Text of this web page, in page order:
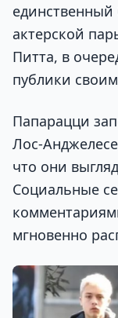
актерской
Питта, в
публики
Папарацци
Лос-
что они
Социальные
мгновенно